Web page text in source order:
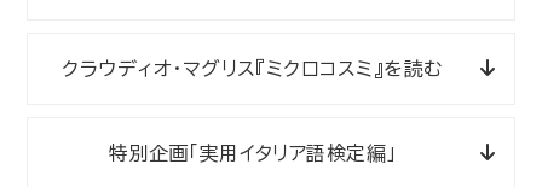
クラウディオ・マグリス『ミクロコスミ』を読む
特別企画「実用イタリア語検定編」